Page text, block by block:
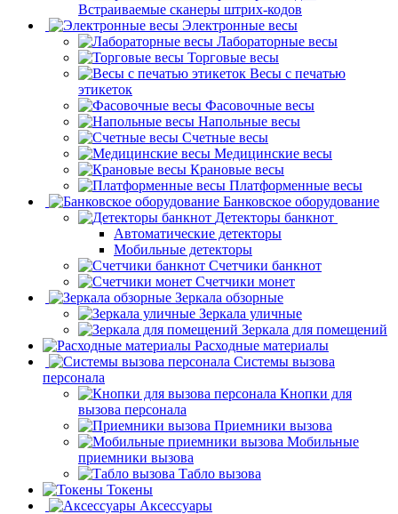
Встраиваемые сканеры штрих-кодов
Электронные весы
Лабораторные весы
Торговые весы
Весы с печатью
этикеток
Фасовочные весы
Напольные весы
Счетные весы
Медицинские весы
Крановые весы
Платформенные весы
Банковское оборудование
Детекторы банкнот
Автоматические детекторы
Мобильные детекторы
Счетчики банкнот
Счетчики монет
Зеркала обзорные
Зеркала уличные
Зеркала для помещений
Расходные материалы
Системы вызова
персонала
Кнопки для
вызова персонала
Приемники вызова
Мобильные
приемники вызова
Табло вызова
Токены
Аксессуары